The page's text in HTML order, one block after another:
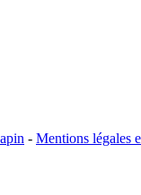
- Mentions légales